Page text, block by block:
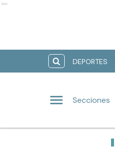
Ads
DEPORTES
Secciones